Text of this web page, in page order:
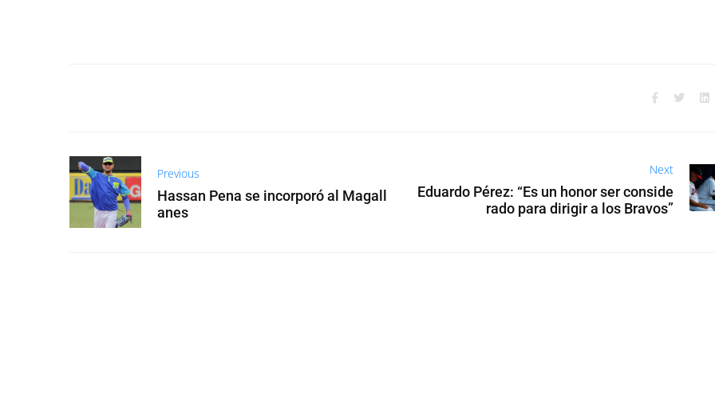
Previous
Hassan Pena se incorporó al Magall
anes
Next
Eduardo Pérez: “Es un honor ser conside
rado para dirigir a los Bravos”